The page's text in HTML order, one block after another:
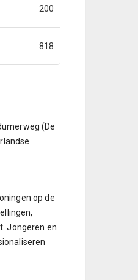
200
818
(De
op de
Jongeren en